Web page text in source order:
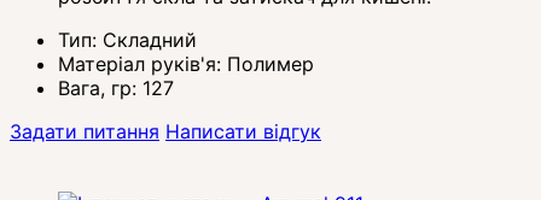
Тип: Складний
Матеріал руків'я: Полимер
Вага, гр: 127
Задати питання Написати відгук